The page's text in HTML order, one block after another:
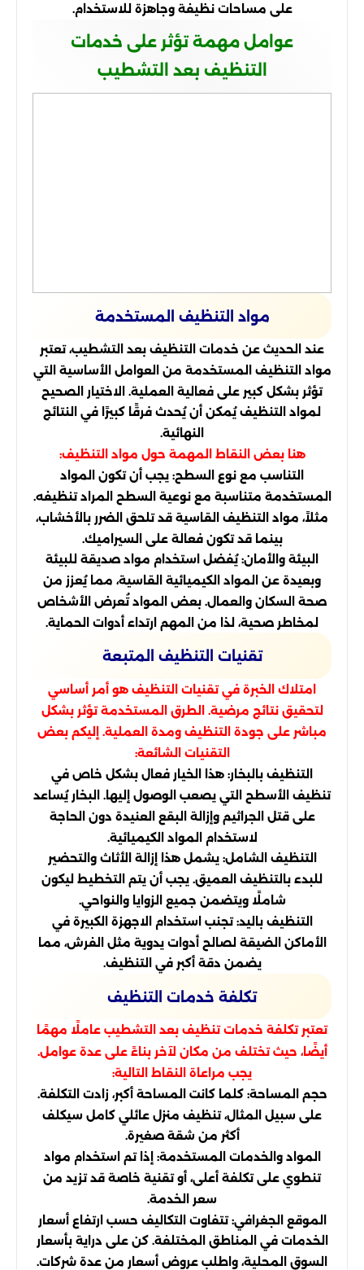
على مساحات نظيفة وجاهزة للاستخدام.
عوامل مهمة تؤثر على خدمات
التنظيف بعد التشطيب
مواد التنظيف المستخدمة
عند الحديث عن خدمات التنظيف بعد التشطيب، تعتبر
مواد التنظيف المستخدمة من العوامل الأساسية التي
تؤثر بشكل كبير على فعالية العملية. الاختيار الصحيح
لمواد التنظيف يُمكن أن يُحدث فرقًا كبيرًا في النتائج
النهائية.
هنا بعض النقاط المهمة حول مواد التنظيف:
التناسب مع نوع السطح: يجب أن تكون المواد
المستخدمة متناسبة مع نوعية السطح المراد تنظيفه.
مثلاً، مواد التنظيف القاسية قد تلحق الضرر بالأخشاب،
بينما قد تكون فعالة على السيراميك.
البيئة والأمان: يُفضل استخدام مواد صديقة للبيئة
وبعيدة عن المواد الكيميائية القاسية، مما يُعزز من
صحة السكان والعمال. بعض المواد تُعرض الأشخاص
لمخاطر صحية، لذا من المهم ارتداء أدوات الحماية.
تقنيات التنظيف المتبعة
امتلاك الخبرة في تقنيات التنظيف هو أمر أساسي
لتحقيق نتائج مرضية. الطرق المستخدمة تؤثر بشكل
مباشر على جودة التنظيف ومدة العملية. إليكم بعض
التقنيات الشائعة:
التنظيف بالبخار: هذا الخيار فعال بشكل خاص في
تنظيف الأسطح التي يصعب الوصول إليها. البخار يُساعد
على قتل الجراثيم وإزالة البقع العنيدة دون الحاجة
لاستخدام المواد الكيميائية.
التنظيف الشامل: يشمل هذا إزالة الأثاث والتحضير
للبدء بالتنظيف العميق. يجب أن يتم التخطيط ليكون
شاملًا ويتضمن جميع الزوايا والنواحي.
التنظيف باليد: تجنب استخدام الاجهزة الكبيرة في
الأماكن الضيقة لصالح أدوات يدوية مثل الفرش، مما
يضمن دقة أكبر في التنظيف.
تكلفة خدمات التنظيف
تعتبر تكلفة خدمات تنظيف بعد التشطيب عاملًا مهمًا
أيضًا، حيث تختلف من مكان لآخر بناءً على عدة عوامل.
يجب مراعاة النقاط التالية:
حجم المساحة: كلما كانت المساحة أكبر، زادت التكلفة.
على سبيل المثال، تنظيف منزل عائلي كامل سيكلف
أكثر من شقة صغيرة.
المواد والخدمات المستخدمة: إذا تم استخدام مواد
تنطوي على تكلفة أعلى، أو تقنية خاصة قد تزيد من
سعر الخدمة.
الموقع الجغرافي: تتفاوت التكاليف حسب ارتفاع أسعار
الخدمات في المناطق المختلفة. كن على دراية بأسعار
السوق المحلية، واطلب عروض أسعار من عدة شركات.